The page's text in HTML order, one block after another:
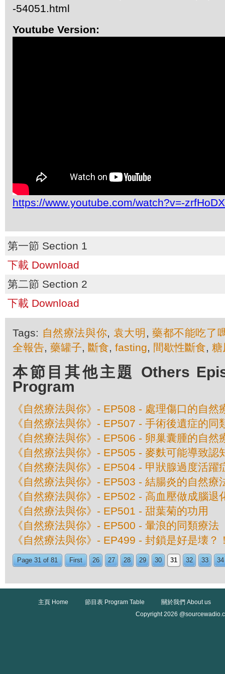
-54051.html
Youtube Version:
https://www.youtube.com/watch?v=-
第一節 Section 1
下載 Download
第二節 Section 2
下載 Download
Tags: 自然療法與你, 袁大明 ,藥都不能吃了
全報告, 藥罐子, 斷食, fasting, 間歇性斷食, 糖
本節目其他主題 Others
Program
《自然療法與你》- EP508 - 處理傷口的自然
《自然療法與你》- EP507 - 手術後遺症的同
《自然療法與你》- EP506 - 卵巢囊腫的自然
《自然療法與你》- EP505 - 麥麩可能導致認
《自然療法與你》- EP504 - 甲狀腺過度活躍
《自然療法與你》- EP503 - 結腸炎的自然療
《自然療法與你》- EP502 - 高血壓做成腦退
《自然療法與你》- EP501 - 甜葉菊的功用
《自然療法與你》- EP500 - 暈浪的同類療法
《自然療法與你》- EP499 - 封鎖是好是壊？
Page 31 of 81 First 26 27 28 29 30 31 32 33 34
主頁 Home 節目表 Program Table
關於我們 About us
Copyright 2026